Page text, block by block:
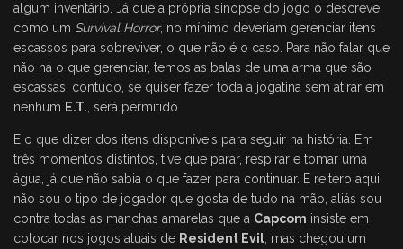
algum inventário. Já que a própria sinopse do jogo o descreve
como um Survival Horror, no mínimo deveriam gerenciar itens
escassos para sobreviver, o que não é o caso. Para não falar que
não há o que gerenciar, temos as balas de uma arma que são
escassas, contudo, se quiser fazer toda a jogatina sem atirar em
nenhum E.T., será permitido.
E o que dizer dos itens disponíveis para seguir na história. Em
três momentos distintos, tive que parar, respirar e tomar uma
água, já que não sabia o que fazer para continuar. E reitero aqui,
não sou o tipo de jogador que gosta de tudo na mão, aliás sou
contra todas as manchas amarelas que a Capcom insiste em
colocar nos jogos atuais de Resident Evil, mas chegou um